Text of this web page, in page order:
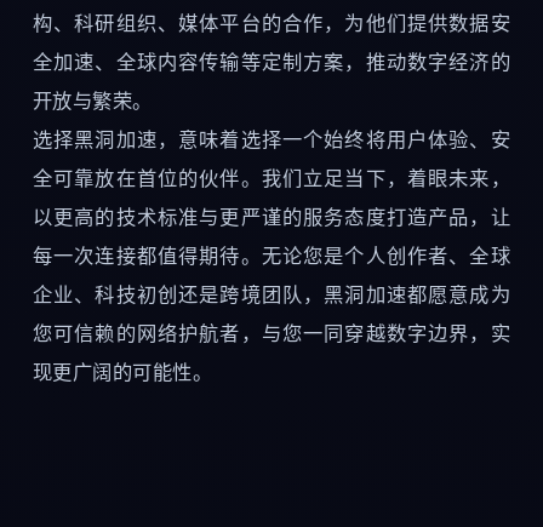
构、科研组织、媒体平台的合作，为他们提供数据安
全加速、全球内容传输等定制方案，推动数字经济的
开放与繁荣。
选择黑洞加速，意味着选择一个始终将用户体验、安
全可靠放在首位的伙伴。我们立足当下，着眼未来，
以更高的技术标准与更严谨的服务态度打造产品，让
每一次连接都值得期待。无论您是个人创作者、全球
企业、科技初创还是跨境团队，黑洞加速都愿意成为
您可信赖的网络护航者，与您一同穿越数字边界，实
现更广阔的可能性。